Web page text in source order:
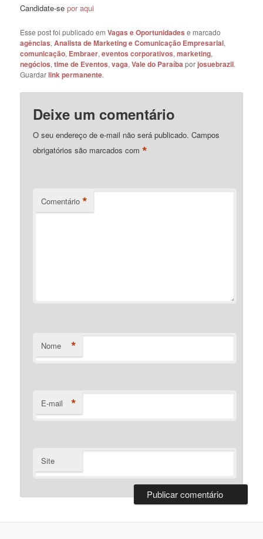
Candidate-sepor aqui
Esse post foi publicado emVagas e Oportunidades e marcado
agências,Analista de Marketing e Comunicação Empresarial,
comunicação, Embraer,eventos corporativos,marketing,
negócios,time de Eventos,vaga,Vale do Paraíba porjosuebrazil.
Guardarlink permanente.
Deixe um comentário
O seu endereço de e-mail não será publicado. Campos
obrigatórios são marcados com*
Comentário *
Nome *
E-mail *
Site